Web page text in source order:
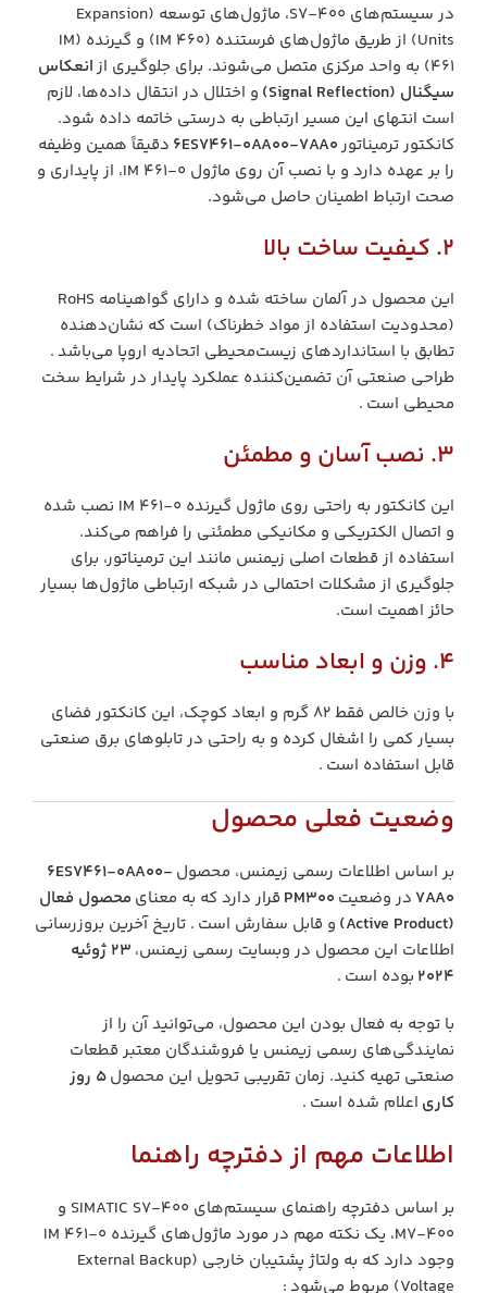
در سیستم‌های S7-400، ماژول‌های توسعه (Expansion
Units) از طریق ماژول‌های فرستنده (IM 460) و گیرنده (IM
461) به واحد مرکزی متصل می‌شوند. برای جلوگیری از
انعکاس
سیگنال (Signal Reflection)
و اختلال در انتقال داده‌ها، لازم
است انتهای این مسیر ارتباطی به درستی خاتمه داده شود.
کانکتور ترمیناتور6ES7461-0AA00-7AA0 دقیقاً همین وظیفه
را بر عهده دارد و با نصب آن روی ماژول IM 461-0، از پایداری و
صحت ارتباط اطمینان حاصل می‌شود.
2. کیفیت ساخت بالا
این محصول در آلمان ساخته شده و دارای گواهینامه RoHS
(محدودیت استفاده از مواد خطرناک) است که نشان‌دهنده
تطابق با استانداردهای زیست‌محیطی اتحادیه اروپا می‌باشد .
طراحی صنعتی آن تضمین‌کننده عملکرد پایدار در شرایط سخت
محیطی است .
3. نصب آسان و مطمئن
این کانکتور به راحتی روی ماژول گیرنده IM 461-0 نصب شده
و اتصال الکتریکی و مکانیکی مطمئنی را فراهم می‌کند.
استفاده از قطعات اصلی زیمنس مانند این ترمیناتور، برای
جلوگیری از مشکلات احتمالی در شبکه ارتباطی ماژول‌ها بسیار
حائز اهمیت است.
4. وزن و ابعاد مناسب
با وزن خالص فقط ۸۲ گرم و ابعاد کوچک، این کانکتور فضای
بسیار کمی را اشغال کرده و به راحتی در تابلوهای برق صنعتی
قابل استفاده است .
وضعیت فعلی محصول
بر اساس اطلاعات رسمی زیمنس، محصول 6ES7461-0AA00-
7AA0در وضعیت PM300 قرار دارد که به معنای محصول فعال
(Active Product)
و قابل سفارش است . تاریخ آخرین بروزرسانی
اطلاعات این محصول در وبسایت رسمی زیمنس،
۲۳ ژوئیه
۲۰۲۴ بوده است .
با توجه به فعال بودن این محصول، می‌توانید آن را از
نمایندگی‌های رسمی زیمنس یا فروشندگان معتبر قطعات
صنعتی تهیه کنید. زمان تقریبی تحویل این محصول
۵ روز
کاری اعلام شده است .
اطلاعات مهم از دفترچه راهنما
بر اساس دفترچه راهنمای سیستم‌های SIMATIC S7-400 و
M7-400، یک نکته مهم در مورد ماژول‌های گیرنده IM 461-0
وجود دارد که به ولتاژ پشتیبان خارجی (External Backup
Voltage) مربوط می‌شود :